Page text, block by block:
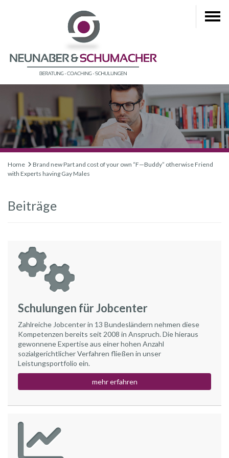
Home
Brand new Part and cost of your own “F—Buddy” otherwise Friend
with Experts having Gay Males
Beiträge
Schulungen für Jobcenter
Zahlreiche Jobcenter in 13 Bundesländern nehmen diese
Kompetenzen bereits seit 2008 in Anspruch. Die hieraus
gewonnene Expertise aus einer hohen Anzahl
sozialgerichtlicher Verfahren fließen in unser
Leistungsportfolio ein.
mehr erfahren